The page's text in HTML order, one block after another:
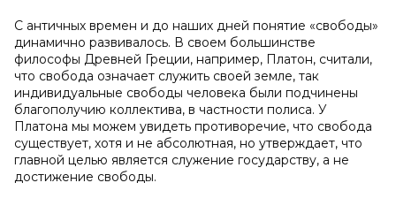
С античных времен и до наших дней понятие «свободы»
динамично развивалось. В своем большинстве
философы Древней Греции, например, Платон, считали,
что свобода означает служить своей земле, так
индивидуальные свободы человека были подчинены
благополучию коллектива, в частности полиса. У
Платона мы можем увидеть противоречие, что свобода
существует, хотя и не абсолютная, но утверждает, что
главной целью является служение государству, а не
достижение свободы.